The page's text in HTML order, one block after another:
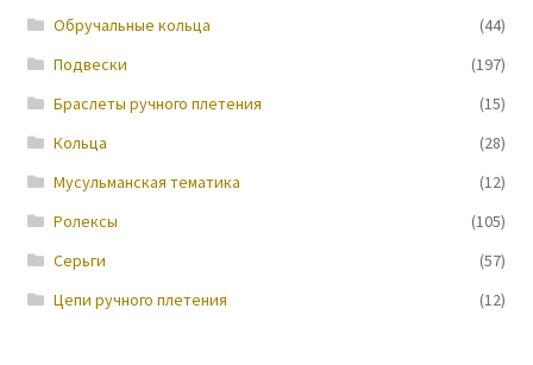
Обручальные кольца
(44)
Подвески
(197)
Браслеты ручного плетения
(15)
Кольца
(28)
Мусульманская тематика
(12)
Ролексы
(105)
Серьги
(57)
Цепи ручного плетения
(12)